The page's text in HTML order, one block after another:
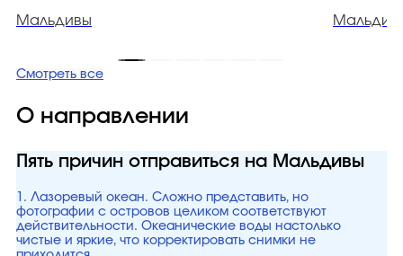
Мальдивы
Смотреть все
О направлении
Пять причин отправиться на Мальдивы
1. Лазоревый океан. Сложно представить, но
фотографии с островов целиком соответствуют
действительности. Океанические воды настолько
чистые и яркие, что корректировать снимки не